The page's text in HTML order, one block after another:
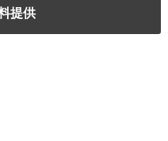
提供